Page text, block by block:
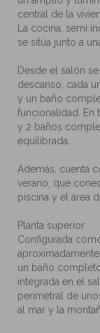
central de la
La cocina, semi
se sitúa junto a
Desde el salón
descanso, cada
y un baño
funcionalidad. En
y 2 baños
equilibrada.
Además, cuenta
verano, que
piscina y el área
Planta superior
Configurada
un baño
integrada en el
perimetral de
al mar y la